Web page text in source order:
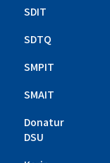
SDIT
SDTQ
SMPIT
SMAIT
Donatur
DSU